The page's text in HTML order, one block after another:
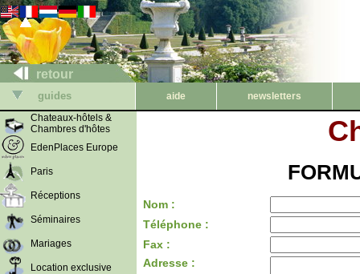
retour
guides aide
newsletters
Chateaux-hôtels &
Chambres d'hôtes
EdenPlaces Europe
Paris
Réceptions
Séminaires
Mariages
Location exclusive
Nom :
Téléphone :
Fax :
Adresse :